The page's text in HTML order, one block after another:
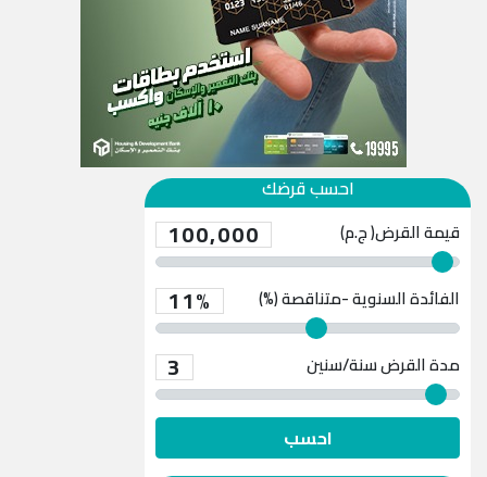
احسب قرضك
قيمة القرض( ج.م) 100,000
الفائدة السنوية -متناقصة (%) 11%
مدة القرض 3 سنة/سنين
احسب